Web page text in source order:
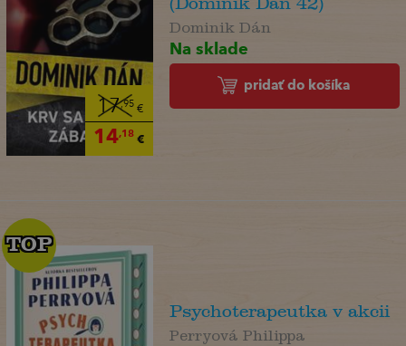
17,95€
14,18€
Dominik Dán
Na sklade
pridať do košíka
TOP
TOP
Psychoterapeutka v akcii
Perryová Philippa